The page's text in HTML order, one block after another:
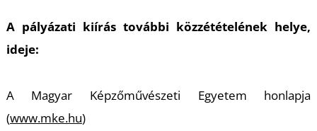
A pályázati kiírás további közzétételének helye,
ideje:
A Magyar Képzőművészeti Egyetem honlapja
(www.mke.hu)